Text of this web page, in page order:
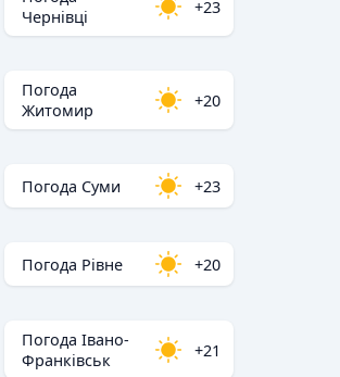
Чернівці
+23
Погода
Житомир
+20
Погода Суми +23
Погода Рівне +20
Погода Івано-
Франківськ
+21